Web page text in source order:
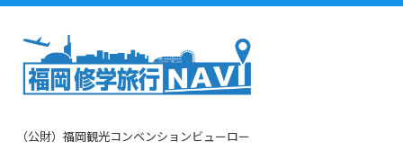
（公財）福岡観光コンベンションビューロー